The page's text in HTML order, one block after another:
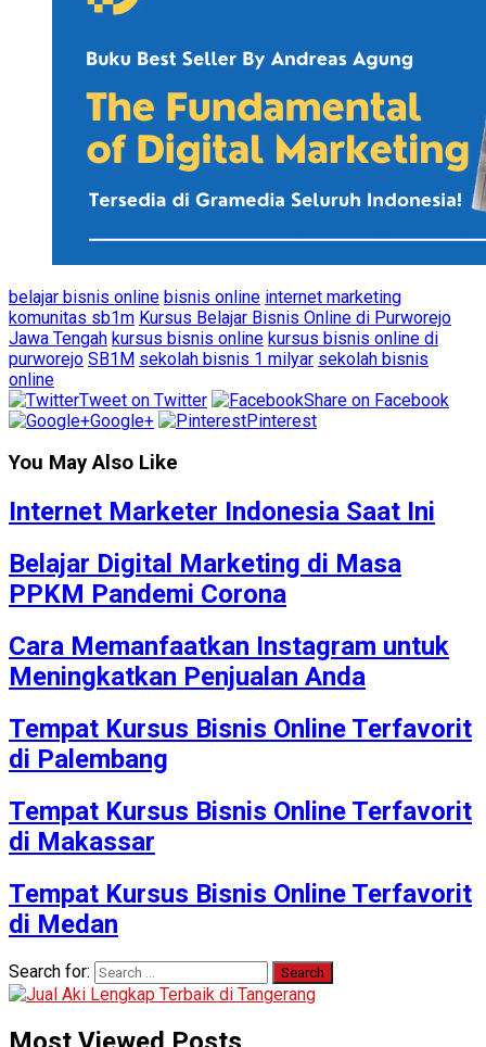
belajar bisnis online bisnis online internet marketing
komunitas sb1m Kursus Belajar Bisnis Online di Purworejo
Jawa Tengah kursus bisnis online kursus bisnis online di
purworejo SB1M sekolah bisnis 1 milyar sekolah bisnis
online
Tweet on Twitter
Share on Facebook
Google+
Pinterest
You May Also Like
Internet Marketer Indonesia Saat Ini
Belajar Digital Marketing di Masa
PPKM Pandemi Corona
Cara Memanfaatkan Instagram untuk
Meningkatkan Penjualan Anda
Tempat Kursus Bisnis Online Terfavorit
di Palembang
Tempat Kursus Bisnis Online Terfavorit
di Makassar
Tempat Kursus Bisnis Online Terfavorit
di Medan
Search for: